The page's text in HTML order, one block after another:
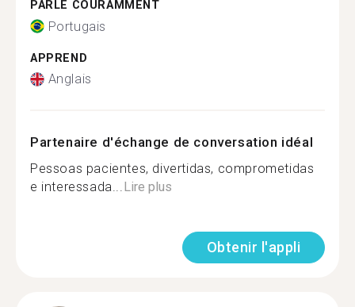
PARLE COURAMMENT
Portugais
APPREND
Anglais
Partenaire d'échange de conversation idéal
Pessoas pacientes, divertidas, comprometidas
e interessada...Lire plus
Obtenir l'appli